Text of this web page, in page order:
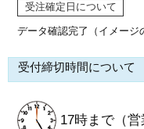
受注確定日について
データ確認完了（イメージ
受付締切時間について
17時まで （